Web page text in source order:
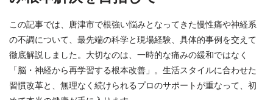
この記事では、唐津市で根強い悩みとなってきた慢性痛や神経系
の不調について、最先端の科学と現場経験、具体的事例を交えて
徹底解説しました。大切なのは、一時的な痛みの緩和ではなく
「脳・神経から再学習する根本改善」。生活スタイルに合わせた
習慣改革と、無理なく続けられるプロのサポートが重なって、初